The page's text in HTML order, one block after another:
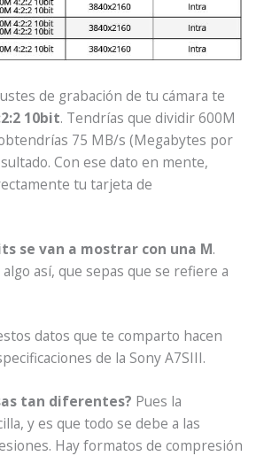
de grabación de tu cámara te
10bit. Tendrías que dividir 600M
75 MB/s (Megabytes por
Con ese dato en mente,
tu tarjeta de
se van a mostrar con una M.
así, que sepas que se refiere a
datos que te comparto hacen
de la Sony A7SIII.
tan diferentes? Pues la
y es que todo se debe a las
Hay formatos de compresión